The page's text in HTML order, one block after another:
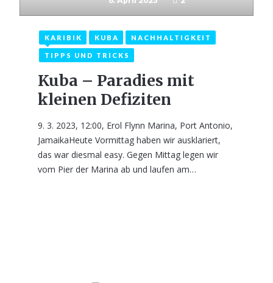
KARIBIK KUBA NACHHALTIGKEIT
TIPPS UND TRICKS
Kuba – Paradies mit
kleinen Defiziten
9. 3. 2023, 12:00, Erol Flynn Marina, Port Antonio,
JamaikaHeute Vormittag haben wir ausklariert,
das war diesmal easy. Gegen Mittag legen wir
vom Pier der Marina ab und laufen am…